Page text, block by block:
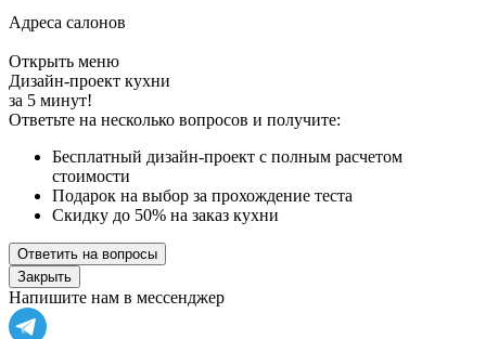
Адреса салонов
Открыть меню
Дизайн-проект кухни
за 5 минут!
Ответьте на несколько вопросов и получите:
Бесплатный дизайн-проект с полным расчетом
стоимости
Подарок на выбор за прохождение теста
Скидку до 50% на заказ кухни
Ответить на вопросы
Закрыть
Напишите нам в мессенджер